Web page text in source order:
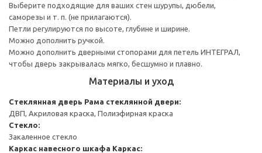
Выберите подходящие для ваших стен шурупы, дюбели,
саморезы и т. п. (не прилагаются).
Петли регулируются по высоте, глубине и ширине.
Можно дополнить ручкой.
Можно дополнить дверными стопорами для петель ИНТЕГРАЛ,
чтобы дверь закрывалась мягко, бесшумно и плавно.
Материалы и уход
Стеклянная дверь Рама стеклянной двери:
ДВП, Акриловая краска, Полиэфирная краска
Стекло:
Закаленное стекло
Каркас навесного шкафа Каркас: